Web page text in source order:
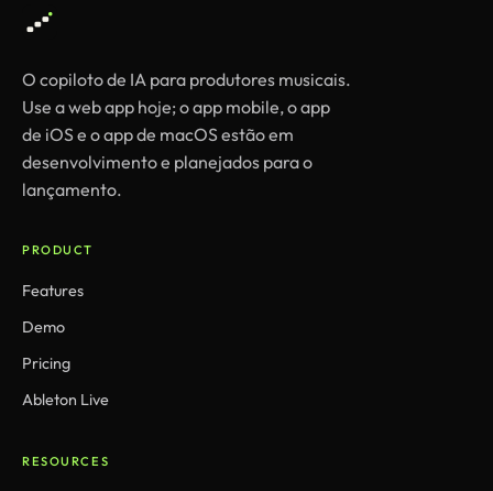
O copiloto de IA para produtores musicais.
Use a web app hoje; o app mobile, o app
de iOS e o app de macOS estão em
desenvolvimento e planejados para o
lançamento.
PRODUCT
Features
Demo
Pricing
Ableton Live
RESOURCES